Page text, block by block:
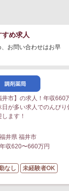
め求人
お問い合わせはお早
井市】の求人！年収660
が多い求人でのんびり
ます！
福井県 福井市
年収620〜660万円
なし 未経験者OK